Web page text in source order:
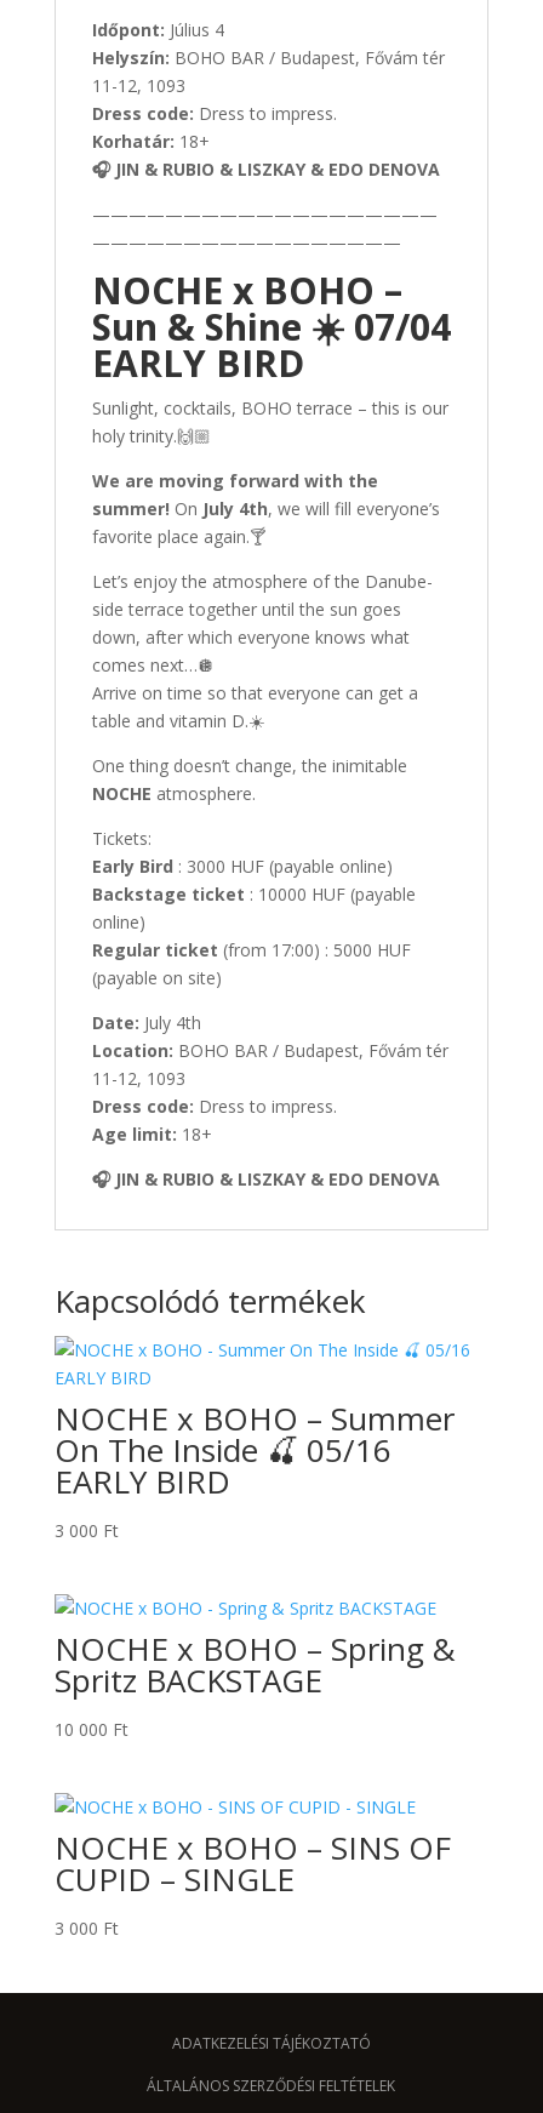
Időpont: Július 4
Helyszín: BOHO BAR / Budapest, Fővám tér
11-12, 1093
Dress code: Dress to impress.
Korhatár: 18+
🎧 JIN & RUBIO & LISZKAY & EDO DENOVA
———————————————————
—————————————————
NOCHE x BOHO –
Sun & Shine ☀️ 07/04
EARLY BIRD
Sunlight, cocktails, BOHO terrace – this is our
holy trinity.🙌🏼
We are moving forward with the
summer! On July 4th, we will fill everyone’s
favorite place again.🍸
Let’s enjoy the atmosphere of the Danube-
side terrace together until the sun goes
down, after which everyone knows what
comes next…🪩
Arrive on time so that everyone can get a
table and vitamin D.☀️
One thing doesn’t change, the inimitable
NOCHE atmosphere.
Tickets:
Early Bird : 3000 HUF (payable online)
Backstage ticket : 10000 HUF (payable
online)
Regular ticket (from 17:00) : 5000 HUF
(payable on site)
Date: July 4th
Location: BOHO BAR / Budapest, Fővám tér
11-12, 1093
Dress code: Dress to impress.
Age limit: 18+
🎧 JIN & RUBIO & LISZKAY & EDO DENOVA
Kapcsolódó termékek
NOCHE x BOHO – Summer
On The Inside 🍒 05/16
EARLY BIRD
3 000 Ft
NOCHE x BOHO – Spring &
Spritz BACKSTAGE
10 000 Ft
NOCHE x BOHO – SINS OF
CUPID – SINGLE
3 000 Ft
ADATKEZELÉSI TÁJÉKOZTATÓ
ÁLTALÁNOS SZERZŐDÉSI FELTÉTELEK